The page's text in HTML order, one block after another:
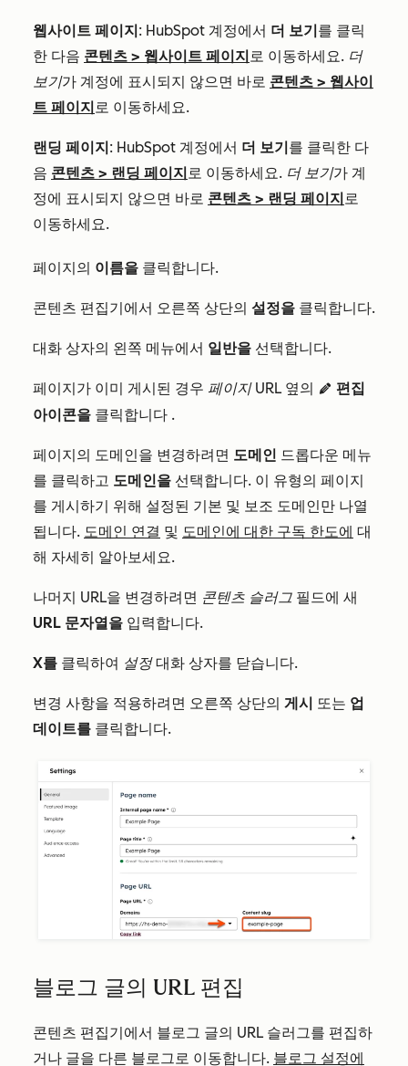
웹사이트 페이지: HubSpot 계정에서 더 보기를 클릭
한 다음 콘텐츠 > 웹사이트 페이지로 이동하세요. 더
보기가 계정에 표시되지 않으면 바로 콘텐츠 > 웹사이
트 페이지로 이동하세요.
랜딩 페이지: HubSpot 계정에서 더 보기를 클릭한 다
음 콘텐츠 > 랜딩 페이지로 이동하세요. 더 보기가 계
정에 표시되지 않으면 바로 콘텐츠 > 랜딩 페이지로
이동하세요.
페이지의 이름을 클릭합니다.
콘텐츠 편집기에서 오른쪽 상단의 설정을 클릭합니다.
대화 상자의 왼쪽 메뉴에서 일반을 선택합니다.
페이지가 이미 게시된 경우 페이지 URL 옆의 edit 편집
아이콘을 클릭합니다 .
페이지의 도메인을 변경하려면 도메인 드롭다운 메뉴
를 클릭하고 도메인을 선택합니다. 이 유형의 페이지
를 게시하기 위해 설정된 기본 및 보조 도메인만 나열
됩니다. 도메인 연결 및 도메인에 대한 구독 한도에 대
해 자세히 알아보세요.
나머지 URL을 변경하려면 콘텐츠 슬러그 필드에 새
URL 문자열을 입력합니다.
X를 클릭하여 설정대화 상자를 닫습니다.
변경 사항을 적용하려면 오른쪽 상단의 게시 또는 업
데이트를 클릭합니다.
블로그 글의 URL 편집
콘텐츠 편집기에서 블로그 글의 URL 슬러그를 편집하
거나 글을 다른 블로그로 이동합니다. 블로그 설정에